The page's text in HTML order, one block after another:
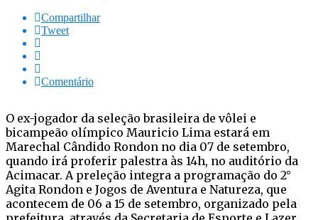
Compartilhar
Tweet
Comentário
O ex-jogador da seleção brasileira de vôlei e
bicampeão olímpico Mauricio Lima estará em
Marechal Cândido Rondon no dia 07 de setembro,
quando irá proferir palestra às 14h, no auditório da
Acimacar. A preleção integra a programação do 2°
Agita Rondon e Jogos de Aventura e Natureza, que
acontecem de 06 a 15 de setembro, organizado pela